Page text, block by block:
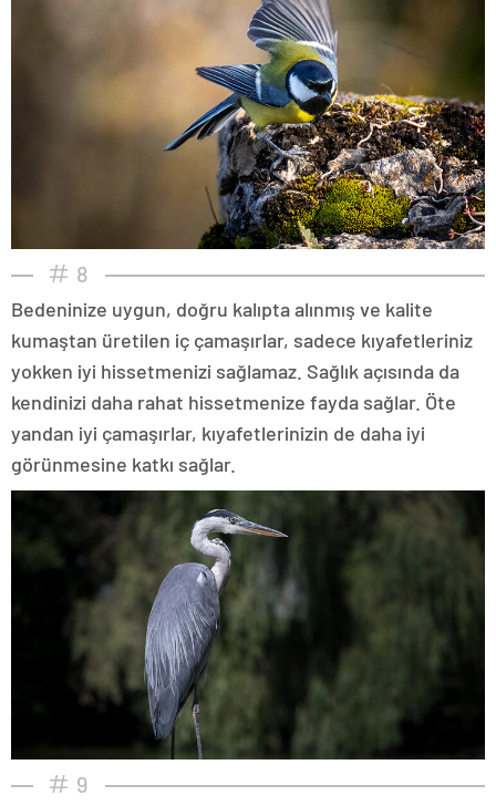
8
Bedeninize uygun, doğru kalıpta alınmış ve kalite
kumaştan üretilen iç çamaşırlar, sadece kıyafetleriniz
yokken iyi hissetmenizi sağlamaz. Sağlık açısında da
kendinizi daha rahat hissetmenize fayda sağlar. Öte
yandan iyi çamaşırlar, kıyafetlerinizin de daha iyi
görünmesine katkı sağlar.
9